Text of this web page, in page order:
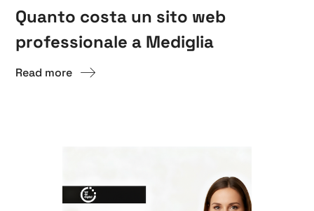
Quanto costa un sito web
professionale a Mediglia
Read more